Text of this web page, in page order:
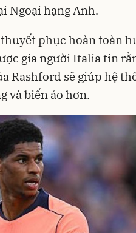
Ngoại hạng Anh.
phục hoàn toàn
gia người Italia tin
Rashford sẽ giúp hệ
và biến ảo hơn.